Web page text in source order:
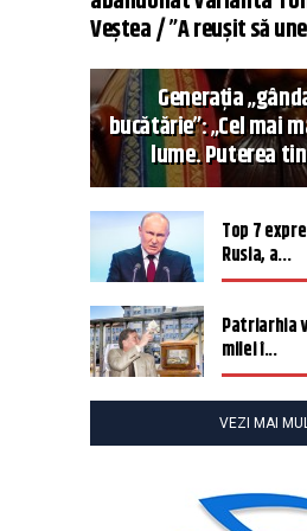
Veștea / ”A reușit să
Generația
bucătărie”: „Cel mai
lume. Puterea
Top 7
Rusia, a...
Patriarhia
milei î...
VEZI MAI